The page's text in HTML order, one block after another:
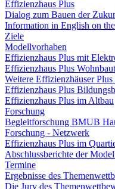
Effizienzhaus Plus
Dialog zum Bauen der
Information in English on
Ziele
Modellvorhaben
Effizienzhaus Plus mit
Effizienzhaus Plus
Weitere Effizienzhäuser
Effizienzhaus Plus
Effizienzhaus Plus im Altbau
Forschung
Begleitforschung BMUB
Forschung - Netzwerk
Effizienzhaus Plus im
Abschlussberichte der
Termine
Ergebnisse des
Die Jury des